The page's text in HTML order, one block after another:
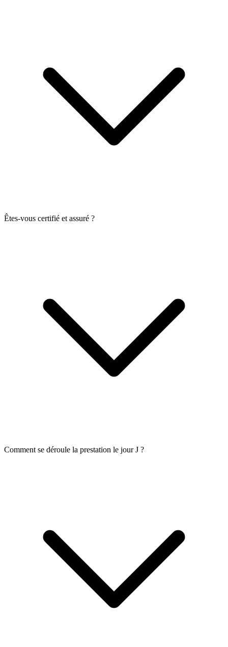
Êtes-vous certifié et assuré ?
Comment se déroule la prestation le jour J ?